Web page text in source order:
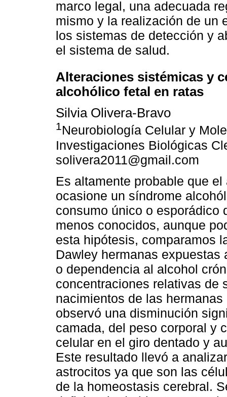
marco legal, una adecuada
mismo y la realización de un
los sistemas de detección y
el sistema de salud.
Alteraciones sistémicas y
alcohólico fetal en ratas
Silvia Olivera-Bravo
1Neurobiología Celular y
Investigaciones Biológicas
solivera2011@gmail.com
Es altamente probable que
ocasione un síndrome
consumo único o esporádico
menos conocidos, aunque
esta hipótesis, comparamos
Dawley hermanas
o dependencia al alcohol
concentraciones relativas de
nacimientos de las
observó una disminución
camada, del peso corporal y
celular en el giro dentado y
Este resultado llevó a
astrocitos ya que son las
de la homeostasis cerebral.